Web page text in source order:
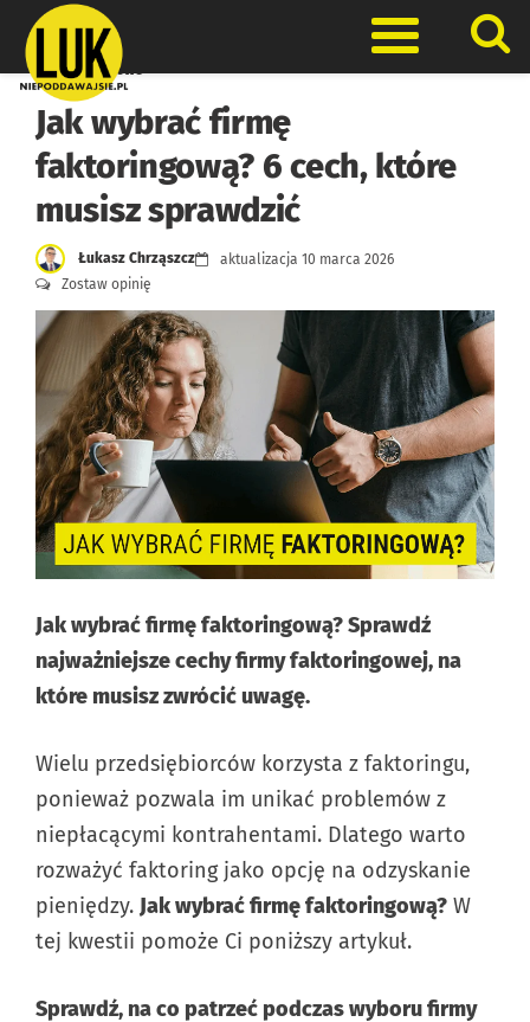
content
Otwórz
Finanse firmowe
Jak wybrać firmę
faktoringową? 6 cech, które
musisz sprawdzić
aktualizacja 10 marca 2026
Łukasz Chrząszcz
Zostaw opinię
Jak wybrać firmę faktoringową? Sprawdź
najważniejsze cechy firmy faktoringowej, na
które musisz zwrócić uwagę.
Wielu przedsiębiorców korzysta z faktoringu,
ponieważ pozwala im unikać problemów z
niepłacącymi kontrahentami. Dlatego warto
rozważyć faktoring jako opcję na odzyskanie
pieniędzy. Jak wybrać firmę faktoringową? W
tej kwestii pomoże Ci poniższy artykuł.
Sprawdź, na co patrzeć podczas wyboru firmy